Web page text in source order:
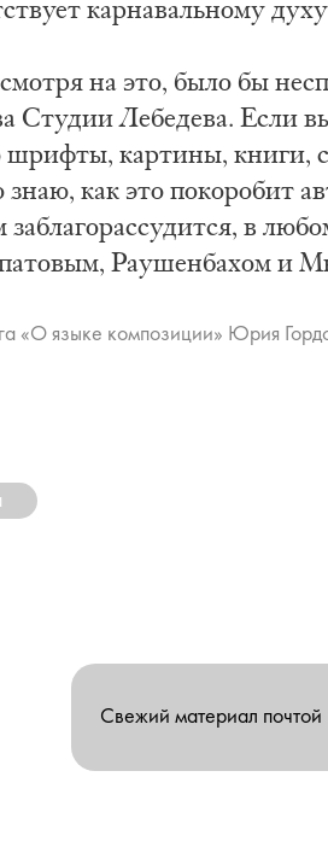
кар­на­валь­но­му
на это, бы­ло бы
Сту­дии Ле­бе­де­ва. Если
шриф­ты, кар­ти­ны, кни­ги,
знаю, как это по­ко­ро­бит
за­бла­го­рас­су­дит­ся, в
Ра­у­шен­ба­хом и
«О язы­ке ком­по­зи­ции» Юрия
Свежий материал почтой